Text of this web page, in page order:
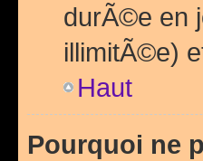
durÃ©e en
illimitÃ©e)
Haut
Pourquoi ne